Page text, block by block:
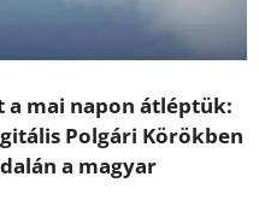
a mai napon átléptük:
Polgári Körökben
a magyar